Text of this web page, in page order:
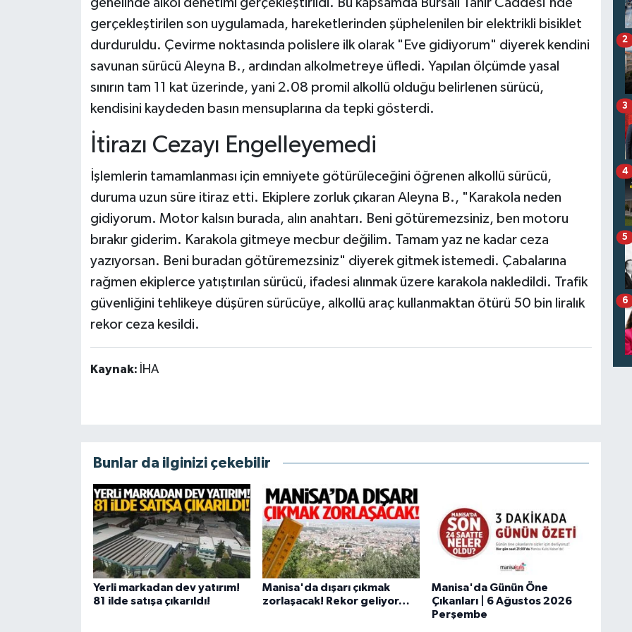
genelinde alkol denetimi gerçekleştirildi. Bu kapsamda Bursalı Tahir Caddesi'nde
gerçekleştirilen son uygulamada, hareketlerinden şüphelenilen bir elektrikli bisiklet
durduruldu. Çevirme noktasında polislere ilk olarak "Eve gidiyorum" diyerek kendini
savunan sürücü Aleyna B., ardından alkolmetreye üfledi. Yapılan ölçümde yasal
sınırın tam 11 kat üzerinde, yani 2.08 promil alkollü olduğu belirlenen sürücü,
kendisini kaydeden basın mensuplarına da tepki gösterdi.
İtirazı Cezayı Engelleyemedi
İşlemlerin tamamlanması için emniyete götürüleceğini öğrenen alkollü sürücü,
duruma uzun süre itiraz etti. Ekiplere zorluk çıkaran Aleyna B., "Karakola neden
gidiyorum. Motor kalsın burada, alın anahtarı. Beni götüremezsiniz, ben motoru
bırakır giderim. Karakola gitmeye mecbur değilim. Tamam yaz ne kadar ceza
yazıyorsan. Beni buradan götüremezsiniz" diyerek gitmek istemedi. Çabalarına
rağmen ekiplerce yatıştırılan sürücü, ifadesi alınmak üzere karakola nakledildi. Trafik
güvenliğini tehlikeye düşüren sürücüye, alkollü araç kullanmaktan ötürü 50 bin liralık
rekor ceza kesildi.
Kaynak: İHA
Bunlar da ilginizi çekebilir
Yerli markadan dev yatırım!
81 ilde satışa çıkarıldı!
Manisa'da dışarı çıkmak
zorlaşacak! Rekor geliyor…
Manisa'da Günün Öne
Çıkanları | 6 Ağustos 2026
Perşembe
2
3
4
5
6